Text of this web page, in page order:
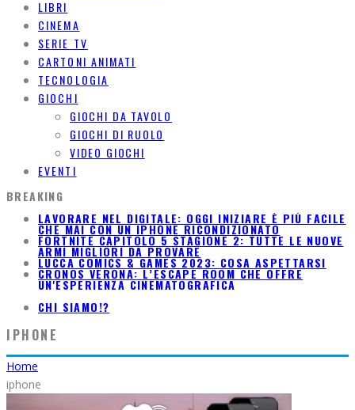
LIBRI
CINEMA
SERIE TV
CARTONI ANIMATI
TECNOLOGIA
GIOCHI
GIOCHI DA TAVOLO
GIOCHI DI RUOLO
VIDEO GIOCHI
EVENTI
BREAKING
LAVORARE NEL DIGITALE: OGGI INIZIARE È PIÙ FACILE
CHE MAI CON UN IPHONE RICONDIZIONATO
FORTNITE CAPITOLO 5 STAGIONE 2: TUTTE LE NUOVE
ARMI MIGLIORI DA PROVARE
LUCCA COMICS & GAMES 2023: COSA ASPETTARSI
CRONOS VERONA: L’ESCAPE ROOM CHE OFFRE
UN'ESPERIENZA CINEMATOGRAFICA
CHI SIAMO!?
IPHONE
Home
iphone